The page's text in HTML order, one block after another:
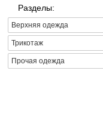
Разделы:
Верхняя одежда
Трикотаж
Прочая одежда